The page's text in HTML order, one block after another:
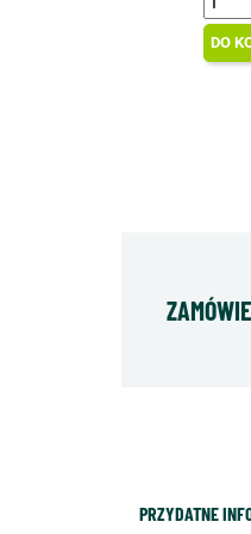
DO
PRZYDATNE